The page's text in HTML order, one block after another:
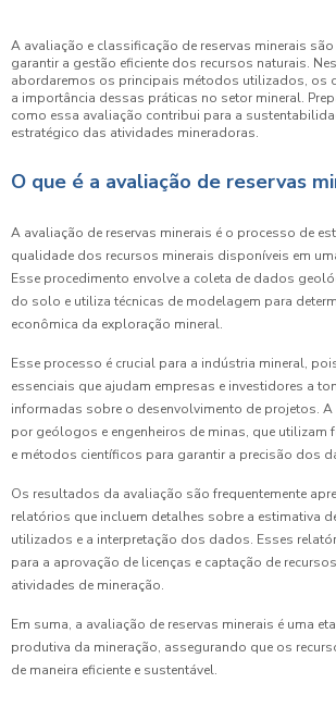
A avaliação e classificação de reservas minerais
garantir a gestão eficiente dos recursos naturais.
abordaremos os principais métodos utilizados, os
a importância dessas práticas no setor mineral.
como essa avaliação contribui para a
estratégico das atividades mineradoras.
O que é a avaliação de reservas
A avaliação de reservas minerais é o processo de
qualidade dos recursos minerais disponíveis em
Esse procedimento envolve a coleta de dados
do solo e utiliza técnicas de modelagem para
econômica da exploração mineral.
Esse processo é crucial para a indústria mineral,
essenciais que ajudam empresas e investidores a
informadas sobre o desenvolvimento de projetos. A
por geólogos e engenheiros de minas, que utilizam
e métodos científicos para garantir a precisão dos
Os resultados da avaliação são frequentemente
relatórios que incluem detalhes sobre a estimativa
utilizados e a interpretação dos dados. Esses
para a aprovação de licenças e captação de
atividades de mineração.
Em suma, a avaliação de reservas minerais é uma
produtiva da mineração, assegurando que os
de maneira eficiente e sustentável.